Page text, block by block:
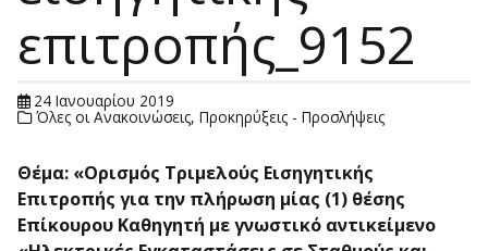
επιτροπής_9152
24 Ιανουαρίου 2019
Όλες οι Ανακοινώσεις,Προκηρύξεις - Προσλήψεις
Θέμα: «Oρισμός Τριμελούς Εισηγητικής
Επιτροπής για την πλήρωση μίας (1) θέσης
Επίκουρου Καθηγητή με γνωστικό αντικείμενο